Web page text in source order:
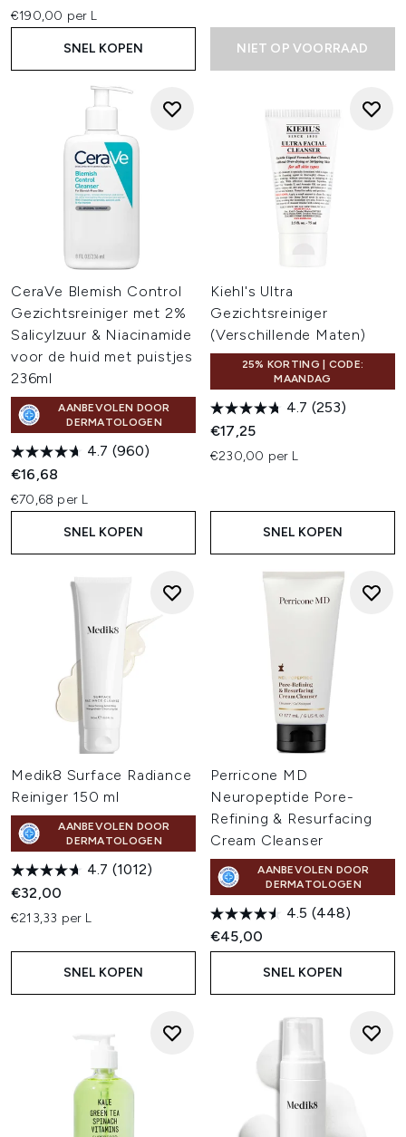
€190,00 per L
SNEL KOPEN NIET OP VOORRAAD
CeraVe Blemish Control
Gezichtsreiniger met 2%
Salicylzuur & Niacinamide
voor de huid met puistjes
236ml
AANBEVOLEN DOOR
DERMATOLOGEN
4.7 (960)
€16,68
€70,68 per L
SNEL KOPEN
Kiehl's Ultra
Gezichtsreiniger
(Verschillende Maten)
25% KORTING | CODE:
MAANDAG
4.7 (253)
€17,25
€230,00 per L
SNEL KOPEN
Medik8 Surface Radiance
Reiniger 150 ml
AANBEVOLEN DOOR
DERMATOLOGEN
4.7 (1012)
€32,00
€213,33 per L
SNEL KOPEN
Perricone MD
Neuropeptide Pore-
Refining & Resurfacing
Cream Cleanser
AANBEVOLEN DOOR
DERMATOLOGEN
4.5 (448)
€45,00
SNEL KOPEN